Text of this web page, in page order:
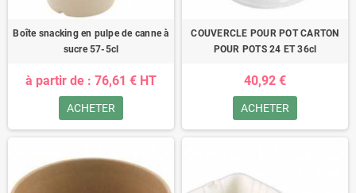
Boîte snacking en pulpe de canne à
sucre 57-5cl
à partir de : 76,61 € HT
ACHETER
COUVERCLE POUR POT CARTON
POUR POTS 24 ET 36cl
40,92 €
ACHETER